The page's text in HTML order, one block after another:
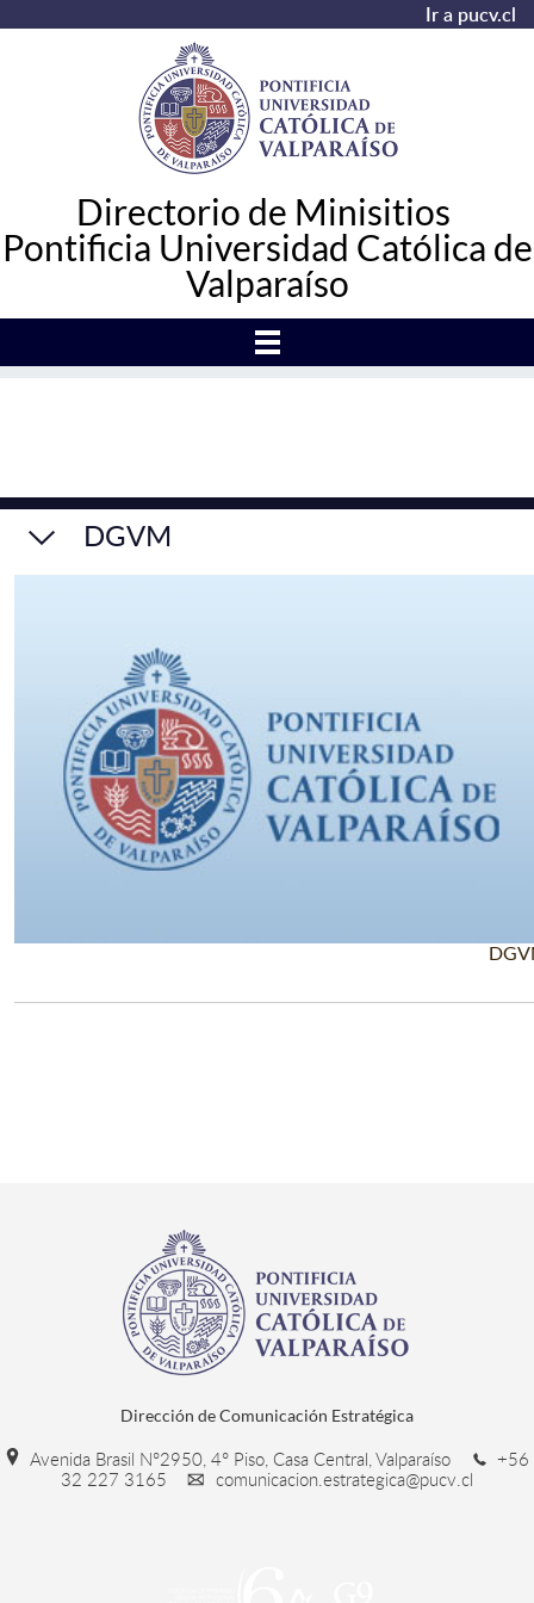
Ir a pucv.cl
Directorio de Minisitios
Pontificia Universidad Católica de
Valparaíso
DGVM
Dirección de Comunicación Estratégica
Avenida Brasil N°2950, 4° Piso, Casa Central, Valparaíso
+56
32 227 3165
comunicacion.estrategica@pucv.cl